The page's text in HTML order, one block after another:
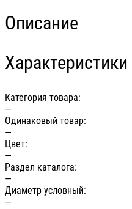
Описание
Характеристики
Категория товара:
—
Одинаковый товар:
—
Цвет:
—
Раздел каталога:
—
Диаметр условный:
—